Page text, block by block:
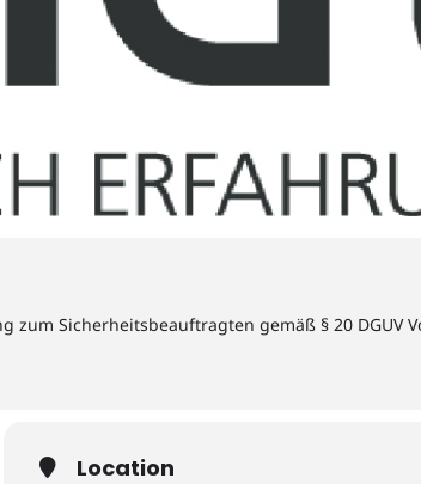
Sicherheitsbeauftragten gemäß § 20 DGUV
Location